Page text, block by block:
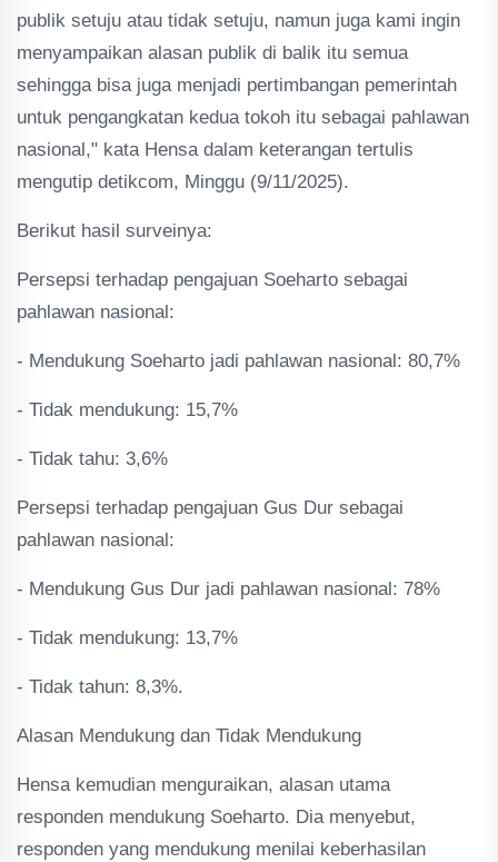
publik setuju atau tidak setuju, namun juga kami ingin
menyampaikan alasan publik di balik itu semua
sehingga bisa juga menjadi pertimbangan pemerintah
untuk pengangkatan kedua tokoh itu sebagai pahlawan
nasional," kata Hensa dalam keterangan tertulis
mengutip detikcom, Minggu (9/11/2025).
Berikut hasil surveinya:
Persepsi terhadap pengajuan Soeharto sebagai
pahlawan nasional:
- Mendukung Soeharto jadi pahlawan nasional: 80,7%
- Tidak mendukung: 15,7%
- Tidak tahu: 3,6%
Persepsi terhadap pengajuan Gus Dur sebagai
pahlawan nasional:
- Mendukung Gus Dur jadi pahlawan nasional: 78%
- Tidak mendukung: 13,7%
- Tidak tahun: 8,3%.
Alasan Mendukung dan Tidak Mendukung
Hensa kemudian menguraikan, alasan utama
responden mendukung Soeharto. Dia menyebut,
responden yang mendukung menilai keberhasilan